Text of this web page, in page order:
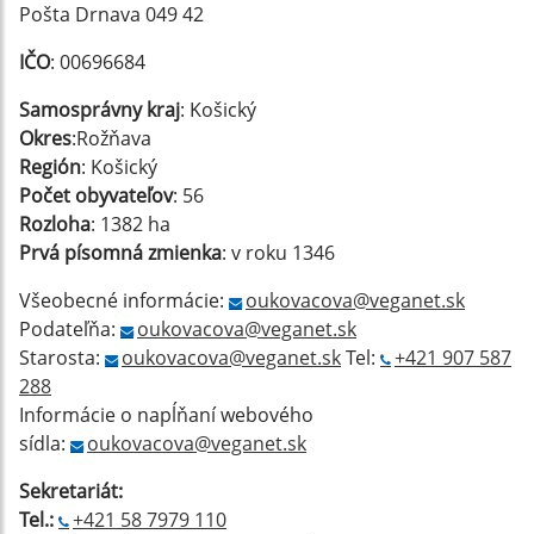
Pošta Drnava 049 42
IČO: 00696684
Samosprávny kraj: Košický
Okres:Rožňava
Región: Košický
Počet obyvateľov: 56
Rozloha: 1382 ha
Prvá písomná zmienka: v roku 1346
Všeobecné informácie:
oukovacova@veganet.sk
Podateľňa:
oukovacova@veganet.sk
Starosta:
oukovacova@veganet.skTel:
+421 907 587
288
Informácie o napĺňaní webového
sídla:
oukovacova@veganet.sk
Sekretariát:
Tel.:
+421 58 7979 110